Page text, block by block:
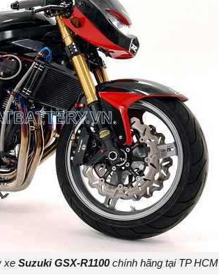
xe Suzuki GSX-R1100chính hãng tại TP HCM